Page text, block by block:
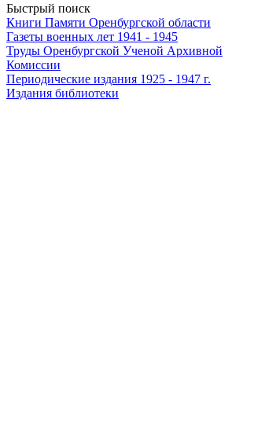
Быстрый поиск
Книги Памяти Оренбургской области
Газеты военных лет 1941 - 1945
Труды Оренбургской Ученой Архивной
Комиссии
Периодические издания 1925 - 1947 г.
Издания библиотеки